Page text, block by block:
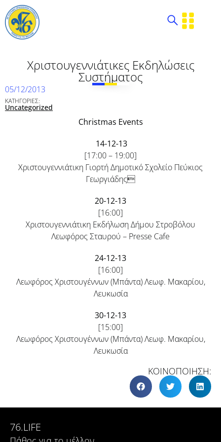
Χριστουγεννιάτικες Εκδηλώσεις
Συστήματος
05/12/2013
ΚΑΤΗΓΟΡΙΕΣ:
Uncategorized
Christmas Events
14-12-13
[17:00 – 19:00]
Χριστουγεννιάτικη Γιορτή Δημοτικό Σχολείο Πεύκιος
Γεωργιάδης
20-12-13
[16:00]
Χριστουγεννιάτικη Εκδήλωση Δήμου Στροβόλου
Λεωφόρος Σταυρού – Presse Cafe
24-12-13
[16:00]
Λεωφόρος Χριστουγέννων (Μπάντα) Λεωφ. Μακαρίου,
Λευκωσία
30-12-13
[15:00]
Λεωφόρος Χριστουγέννων (Μπάντα) Λεωφ. Μακαρίου,
Λευκωσία
ΚΟΙΝΟΠΟΙΗΣΗ:
76.LIFE